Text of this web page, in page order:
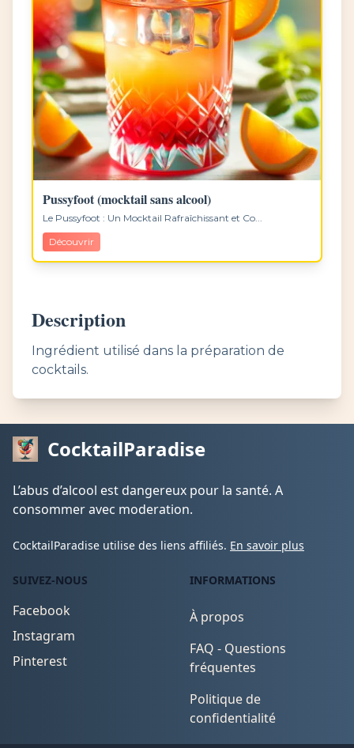
Pussyfoot (mocktail sans alcool)
Le Pussyfoot : Un Mocktail Rafraîchissant et Co...
Découvrir
Description
Ingrédient utilisé dans la préparation de
cocktails.
CocktailParadise
L’abus d’alcool est dangereux pour la santé. A
consommer avec moderation.
CocktailParadise utilise des liens affiliés. En savoir plus
SUIVEZ-NOUS
Facebook
Instagram
Pinterest
INFORMATIONS
À propos
FAQ - Questions
fréquentes
Politique de
confidentialité